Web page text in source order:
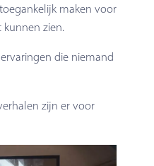
maken voor
zien.
die niemand
zijn er voor